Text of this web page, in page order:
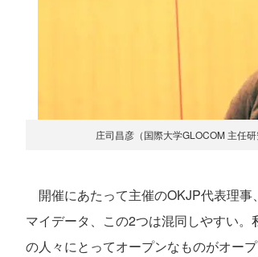
庄司昌彦（国際大学GLOCOM 主任
開催にあたって主催のOKJP代表理事
マイデータ、この2つは混同しやすい
の人々にとってオープンなものがオー